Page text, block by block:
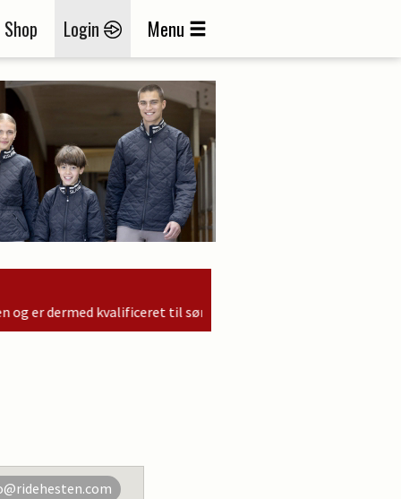
Shop Login Menu
til søndagens finale